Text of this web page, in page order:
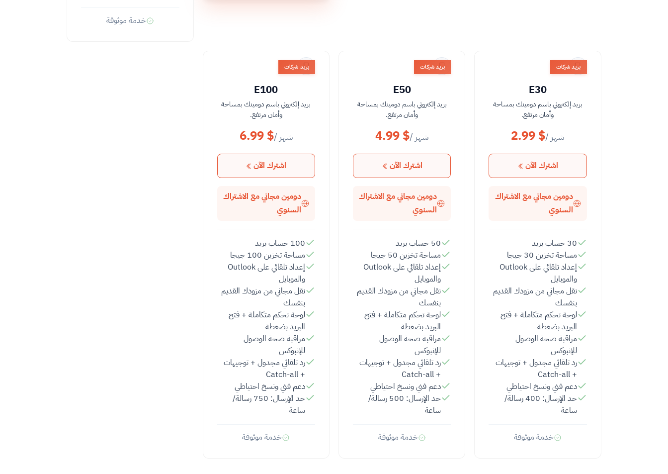
خدمة موثوقة
بريد شركات
E30
بريد إلكتروني باسم دومينك بمساحة
وأمان مرتفع.
2.99 $ / شهر
اشترك الآن
دومين مجاني مع الاشتراك
السنوي
30 حساب بريد
مساحة تخزين 30 جيجا
إعداد تلقائي على Outlook
والموبايل
نقل مجاني من مزودك القديم
بنفسك
لوحة تحكم متكاملة + فتح
البريد بضغطة
مراقبة صحة الوصول
للإنبوكس
رد تلقائي مجدول + توجيهات
+ Catch-all
دعم فني ونسخ احتياطي
حد الإرسال: 400 رسالة/
ساعة
خدمة موثوقة
بريد شركات
E50
بريد إلكتروني باسم دومينك بمساحة
وأمان مرتفع.
4.99 $ / شهر
اشترك الآن
دومين مجاني مع الاشتراك
السنوي
50 حساب بريد
مساحة تخزين 50 جيجا
إعداد تلقائي على Outlook
والموبايل
نقل مجاني من مزودك القديم
بنفسك
لوحة تحكم متكاملة + فتح
البريد بضغطة
مراقبة صحة الوصول
للإنبوكس
رد تلقائي مجدول + توجيهات
+ Catch-all
دعم فني ونسخ احتياطي
حد الإرسال: 500 رسالة/
ساعة
خدمة موثوقة
بريد شركات
E100
بريد إلكتروني باسم دومينك بمساحة
وأمان مرتفع.
6.99 $ / شهر
اشترك الآن
دومين مجاني مع الاشتراك
السنوي
100 حساب بريد
مساحة تخزين 100 جيجا
إعداد تلقائي على Outlook
والموبايل
نقل مجاني من مزودك القديم
بنفسك
لوحة تحكم متكاملة + فتح
البريد بضغطة
مراقبة صحة الوصول
للإنبوكس
رد تلقائي مجدول + توجيهات
+ Catch-all
دعم فني ونسخ احتياطي
حد الإرسال: 750 رسالة/
ساعة
خدمة موثوقة